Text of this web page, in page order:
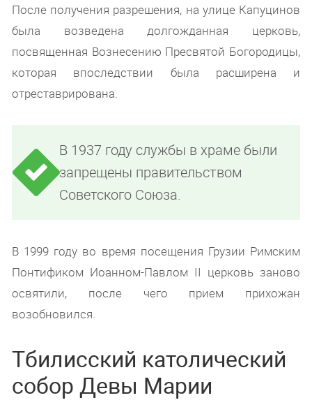
После получения разрешения, на улице Капуцинов
была возведена долгожданная церковь,
посвященная Вознесению Пресвятой Богородицы,
которая впоследствии была расширена и
отреставрирована.
В 1937 году службы в храме были
запрещены правительством
Советского Союза.
В 1999 году во время посещения Грузии Римским
Понтификом Иоанном-Павлом II церковь заново
освятили, после чего прием прихожан
возобновился.
Тбилисский католический
собор Девы Марии